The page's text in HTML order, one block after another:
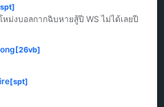
หม่งบอลกากฉิบหายสู้ปี WS ไม่ได้เลยปี
[26vb]
[spt]